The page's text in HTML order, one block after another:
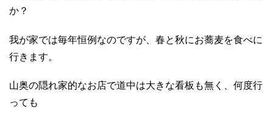
か？
我が家では毎年恒例なのですが、春と秋にお蕎麦を食べに
行きます。
山奥の隠れ家的なお店で道中は大きな看板も無く、何度行
っても